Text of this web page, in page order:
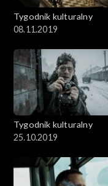
Tygodnik kulturalny
08.11.2019
Tygodnik kulturalny
25.10.2019